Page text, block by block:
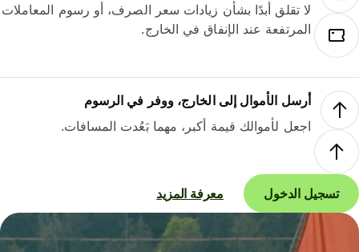
لا تقلق أبدًا بشأن زيادات سعر الصرف، أو رسوم المعاملات
المرتفعة عند الإنفاق في الخارج.
أرسل الأموال إلى الخارج، ووفر في الرسوم
اجعل لأموالك قيمة أكبر، مهما بَعُدت المسافات.
تسجيل الدخول معرفة المزيد